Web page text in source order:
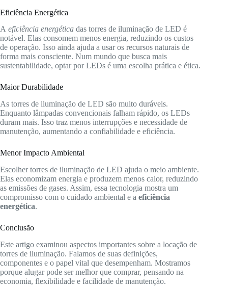
Eficiência Energética
A eficiência energética das torres de iluminação de LED é
notável. Elas consomem menos energia, reduzindo os custos
de operação. Isso ainda ajuda a usar os recursos naturais de
forma mais consciente. Num mundo que busca mais
sustentabilidade, optar por LEDs é uma escolha prática e ética.
Maior Durabilidade
As torres de iluminação de LED são muito duráveis.
Enquanto lâmpadas convencionais falham rápido, os LEDs
duram mais. Isso traz menos interrupções e necessidade de
manutenção, aumentando a confiabilidade e eficiência.
Menor Impacto Ambiental
Escolher torres de iluminação de LED ajuda o meio ambiente.
Elas economizam energia e produzem menos calor, reduzindo
as emissões de gases. Assim, essa tecnologia mostra um
compromisso com o cuidado ambiental e a eficiência
energética.
Conclusão
Este artigo examinou aspectos importantes sobre a locação de
torres de iluminação. Falamos de suas definições,
componentes e o papel vital que desempenham. Mostramos
porque alugar pode ser melhor que comprar, pensando na
economia, flexibilidade e facilidade de manutenção.